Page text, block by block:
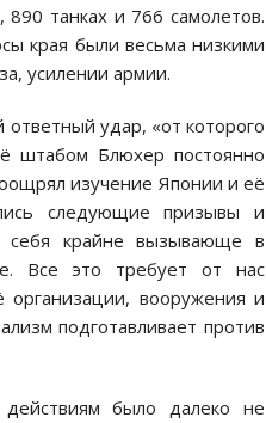
танках и 766 самолетов.
края были весьма низкими
усилении армии.
удар, «от которого
штабом Блюхер постоянно
изучение Японии и её
следующие призывы и
себя крайне вызывающе в
Все это требует от нас
организации, вооружения и
подготавливает против
было далеко не